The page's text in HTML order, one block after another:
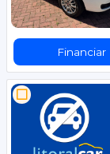
Financiar